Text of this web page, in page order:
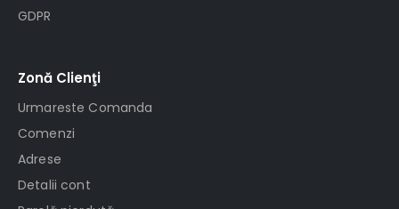
GDPR
Zonă Clienţi
Urmareste Comanda
Comenzi
Adrese
Detalii cont